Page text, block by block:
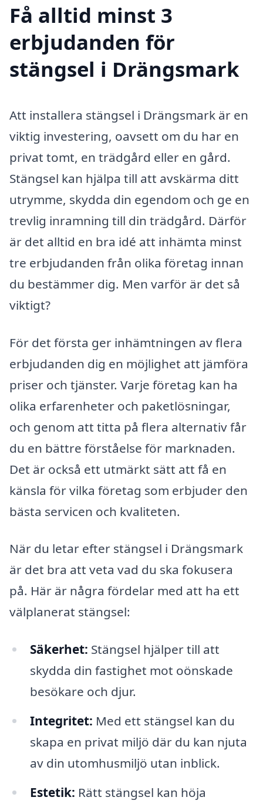
Få alltid minst 3
erbjudanden för
stängsel i Drängsmark
Att installera stängsel i Drängsmark är en
viktig investering, oavsett om du har en
privat tomt, en trädgård eller en gård.
Stängsel kan hjälpa till att avskärma ditt
utrymme, skydda din egendom och ge en
trevlig inramning till din trädgård. Därför
är det alltid en bra idé att inhämta minst
tre erbjudanden från olika företag innan
du bestämmer dig. Men varför är det så
viktigt?
För det första ger inhämtningen av flera
erbjudanden dig en möjlighet att jämföra
priser och tjänster. Varje företag kan ha
olika erfarenheter och paketlösningar,
och genom att titta på flera alternativ får
du en bättre förståelse för marknaden.
Det är också ett utmärkt sätt att få en
känsla för vilka företag som erbjuder den
bästa servicen och kvaliteten.
När du letar efter stängsel i Drängsmark
är det bra att veta vad du ska fokusera
på. Här är några fördelar med att ha ett
välplanerat stängsel:
Säkerhet: Stängsel hjälper till att
skydda din fastighet mot oönskade
besökare och djur.
Integritet: Med ett stängsel kan du
skapa en privat miljö där du kan njuta
av din utomhusmiljö utan inblick.
Estetik: Rätt stängsel kan höja